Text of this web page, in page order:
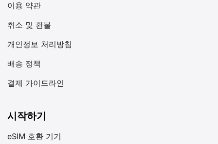
이용 약관
취소 및 환불
개인정보 처리방침
배송 정책
결제 가이드라인
시작하기
eSIM 호환 기기